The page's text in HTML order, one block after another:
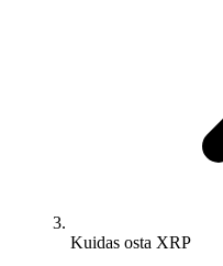
Kuidas osta XRP